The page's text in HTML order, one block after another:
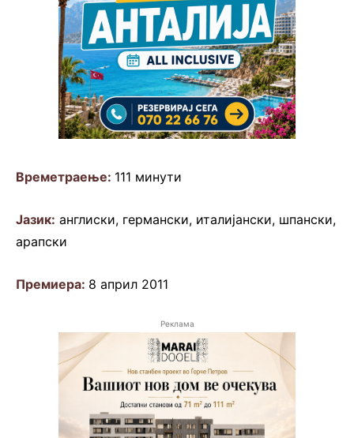
Времетраење: 111 минути
Јазик: англиски, германски, италијански, шпански,
арапски
Премиера: 8 април 2011
Реклама